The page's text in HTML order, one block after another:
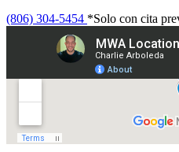
(806) 304-5454 *Solo con cita